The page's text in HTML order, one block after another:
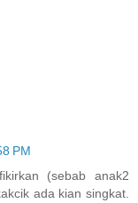
PM
(sebab anak2
ada kian singkat.